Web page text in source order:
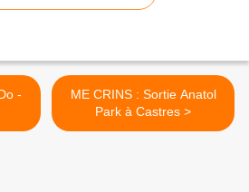
ME CRINS : Sortie Anatol
Park à Castres >